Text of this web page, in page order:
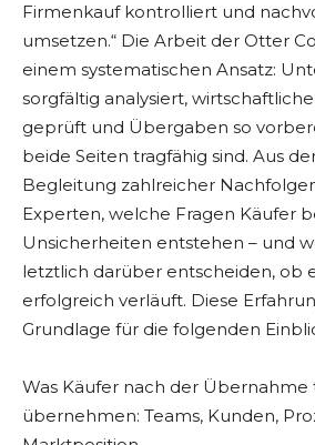
Firmenkauf kontrolliert und
umsetzen.“ Die Arbeit der Otter
einem systematischen Ansatz:
sorgfältig analysiert,
geprüft und Übergaben so
beide Seiten tragfähig sind. Aus
Begleitung zahlreicher
Experten, welche Fragen Käufer
Unsicherheiten entstehen – und
letztlich darüber entscheiden, ob
erfolgreich verläuft. Diese
Grundlage für die folgenden
Was Käufer nach der Übernahme
übernehmen: Teams, Kunden,